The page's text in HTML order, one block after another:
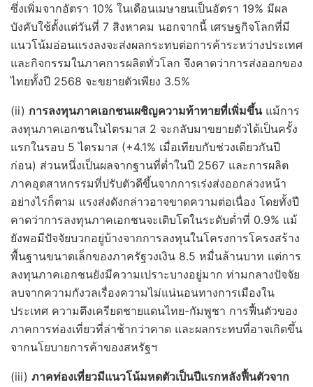
ซึ่งเพิ่มจากอัตรา 10% ในเดือนเมษายนเป็นอัตรา 19% มีผล
บังคับใช้ตั้งแต่วันที่ 7 สิงหาคม นอกจากนี้ เศรษฐกิจโลกที่มี
แนวโน้มอ่อนแรงลงจะส่งผลกระทบต่อการค้าระหว่างประเทศ
และกิจกรรมในภาคการผลิตทั่วโลก จึงคาดว่าการส่งออกของ
ไทยทั้งปี 2568 จะขยายตัวเพียง 3.5%
(ii) การลงทุนภาคเอกชนเผชิญความท้าทายที่เพิ่มขึ้นแม้การ
ลงทุนภาคเอกชนในไตรมาส 2 จะกลับมาขยายตัวได้เป็นครั้ง
แรกในรอบ 5 ไตรมาส (+4.1% เมื่อเทียบกับช่วงเดียวกันปี
ก่อน) ส่วนหนึ่งเป็นผลจากฐานที่ต่ำในปี 2567 และการผลิต
ภาคอุตสาหกรรมที่ปรับตัวดีขึ้นจากการเร่งส่งออกล่วงหน้า
อย่างไรก็ตาม แรงส่งดังกล่าวอาจขาดความต่อเนื่อง โดยทั้งปี
คาดว่าการลงทุนภาคเอกชนจะเติบโตในระดับต่ำที่ 0.9% แม้
ยังพอมีปัจจัยบวกอยู่บ้างจากการลงทุนในโครงการโครงสร้าง
พื้นฐานขนาดเล็กของภาครัฐวงเงิน 8.5 หมื่นล้านบาท แต่การ
ลงทุนภาคเอกชนยังมีความเปราะบางอยู่มาก ท่ามกลางปัจจัย
ลบจากความกังวลเรื่องความไม่แน่นอนทางการเมืองใน
ประเทศ ความตึงเครียดชายแดนไทย-กัมพูชา การฟื้นตัวของ
ภาคการท่องเที่ยวที่ล่าช้ากว่าคาด และผลกระทบที่อาจเกิดขึ้น
จากนโยบายการค้าของสหรัฐฯ
(iii) ภาคท่องเที่ยวมีแนวโน้มหดตัวเป็นปีแรกหลังฟื้นตัวจาก